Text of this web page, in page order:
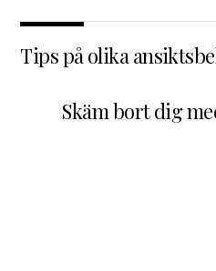
Tips på olika
Skäm bort dig